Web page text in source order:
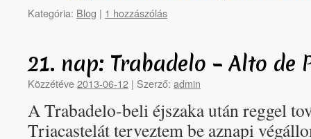
Kategória: Blog | 1 hozzászólás
21. nap: Trabadelo – Alto de
Közzétéve2013-06-12 | Szerző: admin
A Trabadelo-beli éjszaka után reggel
Triacastelát terveztem be aznapi